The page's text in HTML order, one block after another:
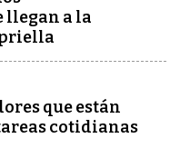
llegan a la
que están
cotidianas